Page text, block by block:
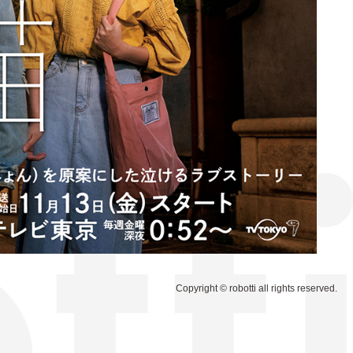
Copyright © robotti all rights reserved.